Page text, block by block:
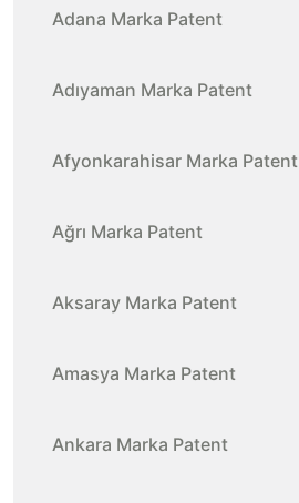
Adana Marka Patent
Adıyaman Marka Patent
Afyonkarahisar Marka Patent
Ağrı Marka Patent
Aksaray Marka Patent
Amasya Marka Patent
Ankara Marka Patent